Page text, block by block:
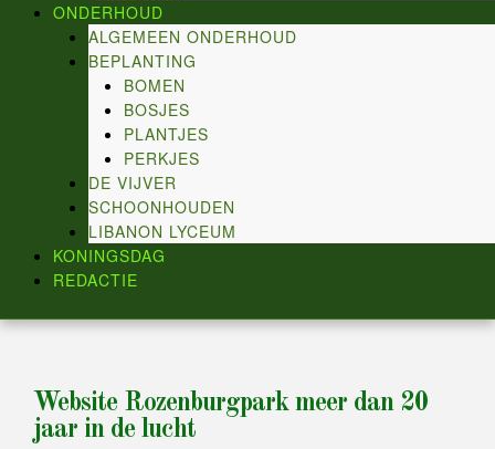
ONDERHOUD
ALGEMEEN ONDERHOUD
BEPLANTING
BOMEN
BOSJES
PLANTJES
PERKJES
DE VIJVER
SCHOONHOUDEN
LIBANON LYCEUM
KONINGSDAG
REDACTIE
Website Rozenburgpark meer dan 20
jaar in de lucht